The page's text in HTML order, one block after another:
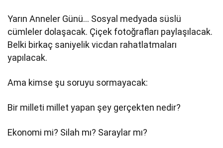
Yarın Anneler Günü… Sosyal medyada süslü
cümleler dolaşacak. Çiçek fotoğrafları paylaşılacak.
Belki birkaç saniyelik vicdan rahatlatmaları
yapılacak.
Ama kimse şu soruyu sormayacak:
Bir milleti millet yapan şey gerçekten nedir?
Ekonomi mi? Silah mı? Saraylar mı?